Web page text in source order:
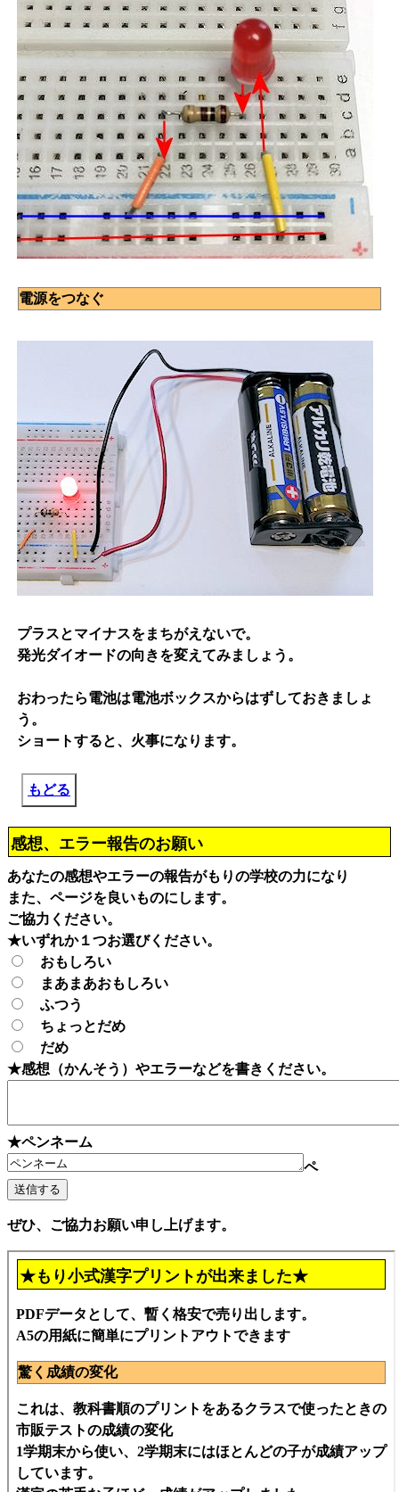
電源をつなぐ
プラスとマイナスをまちがえないで。
発光ダイオードの向きを変えてみましょう。
おわったら電池は電池ボックスからはずしておきましょ
う。
ショートすると、火事になります。
もどる
感想、エラー報告のお願い
あなたの感想やエラーの報告がもりの学校の力になり
また、ページを良いものにします。
ご協力ください。
★いずれか１つお選びください。
おもしろい
まあまあおもしろい
ふつう
ちょっとだめ
だめ
★感想（かんそう）やエラーなどを書きください。
★ペンネーム
ペ
ぜひ、ご協力お願い申し上げます。